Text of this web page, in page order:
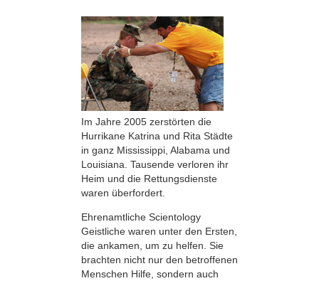
Im Jahre 2005 zerstörten die
Hurrikane Katrina und Rita Städte
in ganz Mississippi, Alabama und
Louisiana. Tausende verloren ihr
Heim und die Rettungsdienste
waren überfordert.
Ehrenamtliche Scientology
Geistliche waren unter den Ersten,
die ankamen, um zu helfen. Sie
brachten nicht nur den betroffenen
Menschen Hilfe, sondern auch